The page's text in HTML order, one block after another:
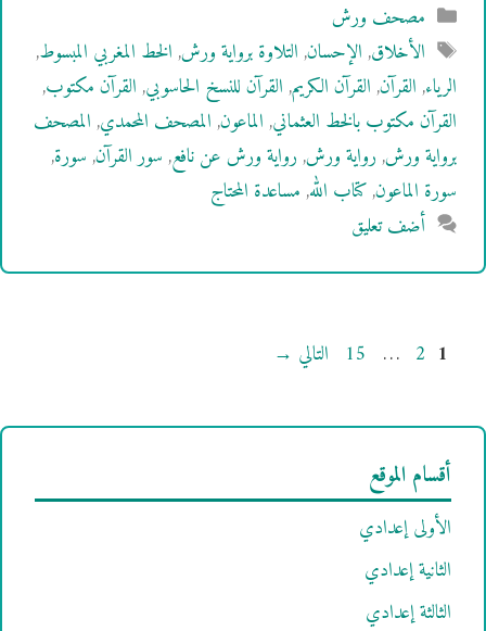
التصنيفات
مصحف ورش
الوسوم
الأخلاق,الإحسان,التلاوة برواية ورش,الخط المغربي المبسوط,
الرياء,القرآن,القرآن الكريم,القرآن للنسخ الحاسوبي,القرآن مكتوب,
القرآن مكتوب بالخط العثماني,الماعون,المصحف المحمدي,المصحف
برواية ورش,رواية ورش,رواية ورش عن نافع,سور القرآن,سورة,
سورة الماعون,كتاب الله,مساعدة المحتاج
أضف تعليق
Page
1
Page
2
…
Page
15 التالي →
أقسام الموقع
الأولى إعدادي
الثانية إعدادي
الثالثة إعدادي